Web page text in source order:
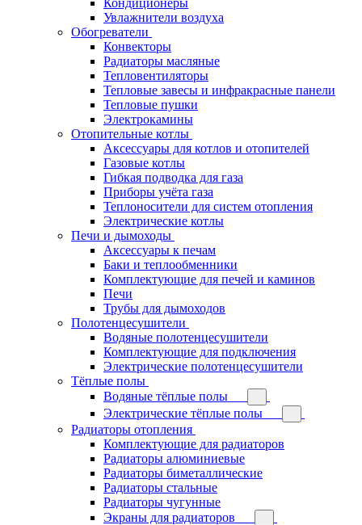
Увлажнители воздуха
Обогреватели
Конвекторы
Радиаторы масляные
Тепловентиляторы
Тепловые завесы и инфракрасные панели
Тепловые пушки
Электрокамины
Отопительные котлы
Аксессуары для котлов и отопителей
Газовые котлы
Гибкая подводка для газа
Приборы учёта газа
Теплоносители для систем отопления
Электрические котлы
Печи и дымоходы
Аксессуары к печам
Баки и теплообменники
Комплектующие для печей и каминов
Печи
Трубы для дымоходов
Полотенцесушители
Водяные полотенцесушители
Комплектующие для подключения
Электрические полотенцесушители
Тёплые полы
Водяные тёплые полы
Электрические тёплые полы
Радиаторы отопления
Комплектующие для радиаторов
Радиаторы алюминиевые
Радиаторы биметаллические
Радиаторы стальные
Радиаторы чугунные
Экраны для радиаторов